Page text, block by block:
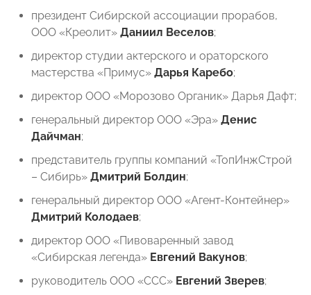
президент Сибирской ассоциации прорабов,
ООО «Креолит» Даниил Веселов;
директор студии актерского и ораторского
мастерства «Примус» Дарья Каребо;
⁠директор ООО «Морозово Органик» Дарья Дафт;
генеральный директор ООО «Эра» Денис
Дайчман;
представитель группы компаний «ТопИнжСтрой
– Сибирь» Дмитрий Болдин;
генеральный директор ООО «Агент-Контейнер»
Дмитрий Колодаев;
⁠директор ООО «Пивоваренный завод
«Сибирская легенда» Евгений Вакунов;
⁠руководитель ООО «ССС» Евгений Зверев;